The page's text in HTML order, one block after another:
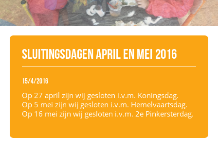
Sluitingsdagen april en mei 2016
15/4/2016
Op 27 april zijn wij gesloten i.v.m. Koningsdag.
Op 5 mei zijn wij gesloten i.v.m. Hemelvaartsdag.
Op 16 mei zijn wij gesloten i.v.m. 2e Pinkersterdag.